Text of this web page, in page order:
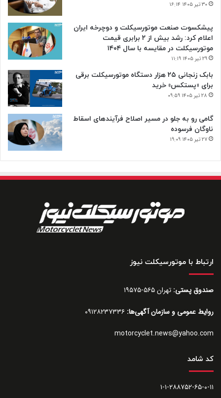
۳۰ تیر ۱۴۰۵ ۱۶:۱۴
پیشکسوت صنعت موتورسیکلت و دوچرخه ایران
اعلام کرد: رشد بیش از ۲ برابری قیمت
موتورسیکلت در مقایسه با سال ۱۴۰۴
۲۹ تیر ۱۴۰۵ ۱۱:۱۹
بابک زنجانی ۲۵ هزار دستگاه موتورسیکلت برقی
برای «پستکس» خرید
۲۸ تیر ۱۴۰۵ ۰۹:۵۹
گامی رو به جلو در مسیر اصلاح فرآیندهای اسقاط
ناوگان فرسوده
۲۷ تیر ۱۴۰۵ ۱۹:۰۹
ارتباط با موتورسیکلت نیوز
صندوق پستی: تهران ۵۶۵-۱۹۵۷۵
روایط عمومی و سازمان آگهی‌ها:
motorcyclet.news@yahoo.com
کد شامد
۱-۱-۲۸۸۷۵۲-۶۵-۰-۱۱